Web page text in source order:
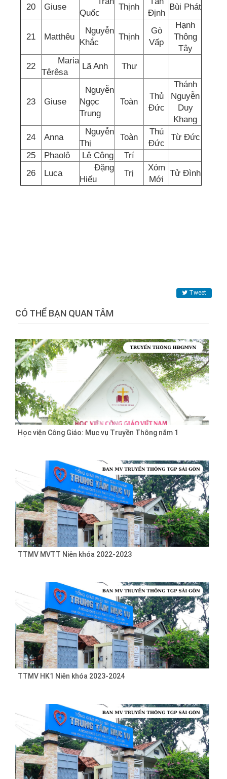
20 Giuse
Quốc
Thịnh
Định
Bùi Phát
21 Matthêu
Nguyễn
Khắc
Thịnh
Gò
Vấp
Hạnh
Thông
Tây
22
Maria
Têrêsa
Lã Anh Thư
23 Giuse
Nguyễn
Ngọc
Trung
Toàn
Thủ
Đức
Thánh
Nguyễn
Duy
Khang
24
Anna
Nguyễn
Thị
Toàn
Thủ
Đức
Từ Đức
25
Phaolô Lê Công
Trí
26
Luca
Đặng
Hiếu
Trị
Xóm
Mới
Tử Đình
Tweet
CÓ THỂ BẠN QUAN TÂM
Học viện Công Giáo: Mục vụ Truyền Thông năm 1
TTMV MVTT Niên khóa 2022-2023
TTMV HK1 Niên khóa 2023-2024